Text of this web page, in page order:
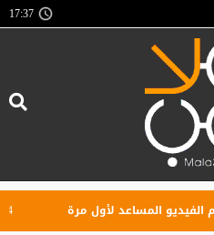
17:37
المساعد لأول مرة